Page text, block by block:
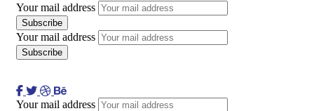
Your mail address
Your mail address
Your mail address